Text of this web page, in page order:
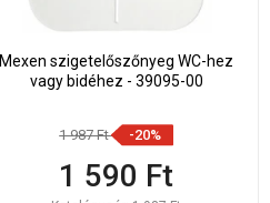
Mexen szigetelőszőnyeg WC-hez
vagy bidéhez - 39095-00
1 987 Ft -20%
1 590 Ft